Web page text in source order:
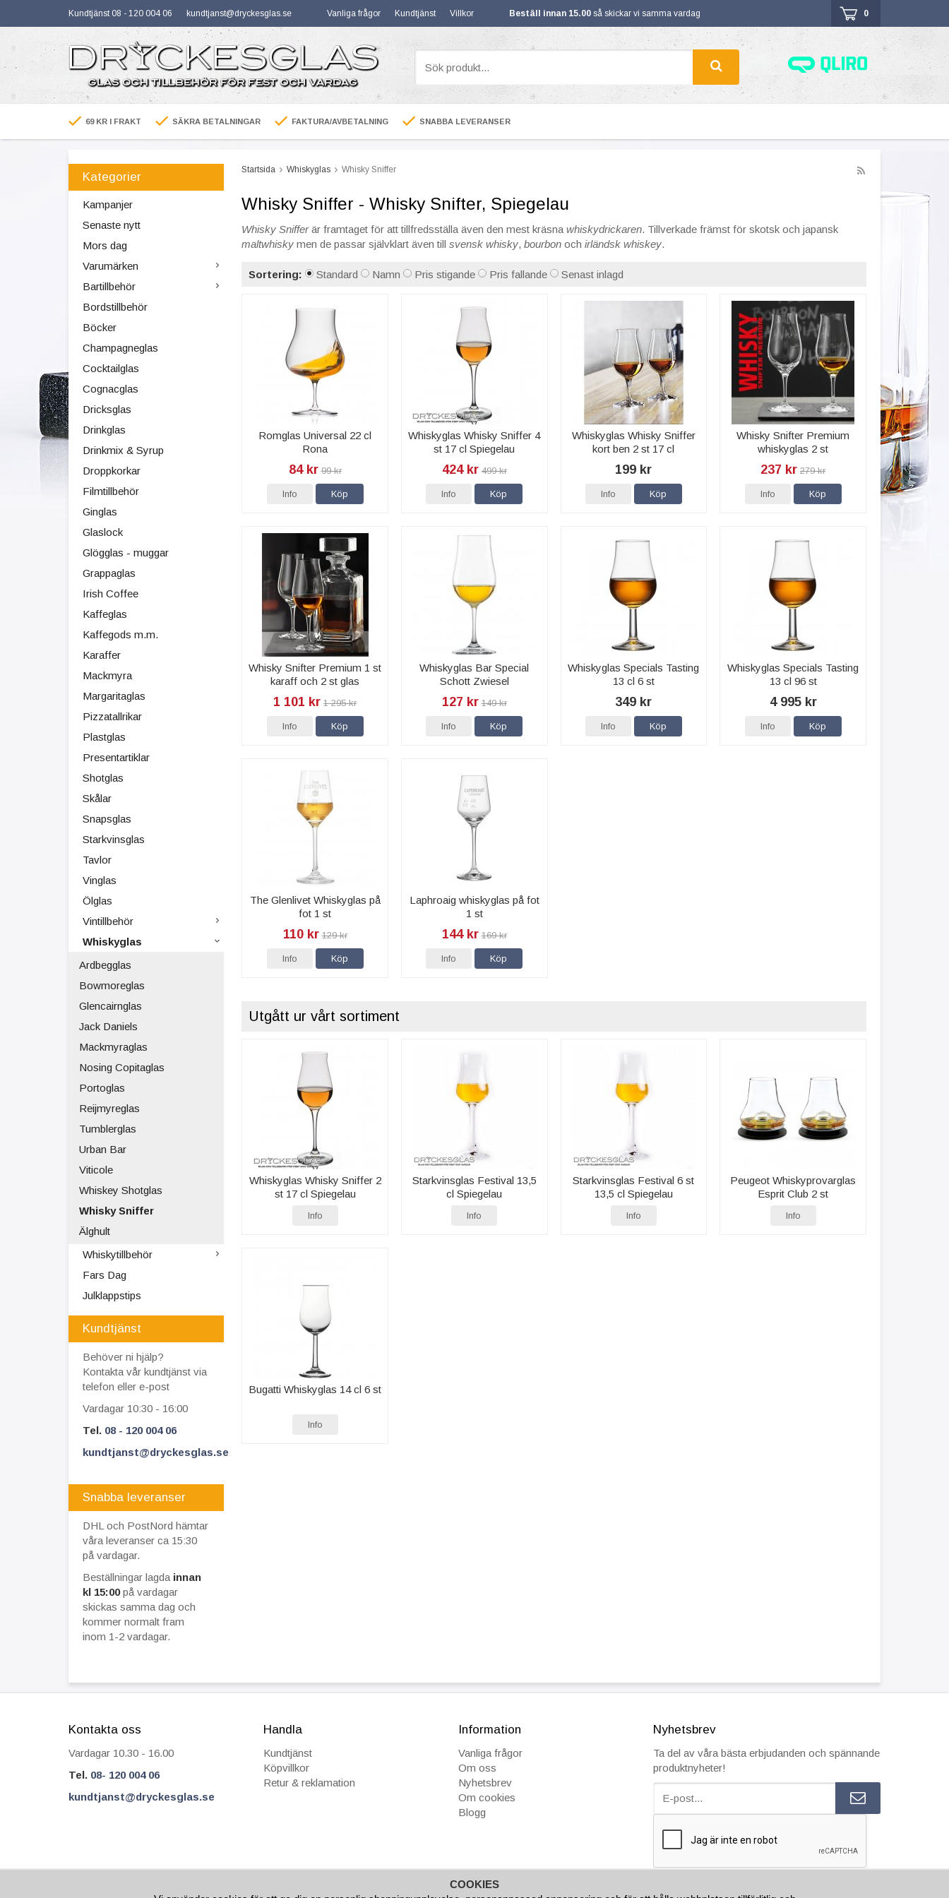
Kundtjänst 08 - 120 004 06 kundtjanst@dryckesglas.se Vanliga frågor Kundtjänst Villkor Beställ innan 15.00 så skickar vi samma vardag 0
69 KR I FRAKT SÄKRA BETALNINGAR FAKTURA/AVBETALNING SNABBA LEVERANSER
Kategorier
Kampanjer
Senaste nytt
Mors dag
Varumärken
Bartillbehör
Bordstillbehör
Böcker
Champagneglas
Cocktailglas
Cognacglas
Dricksglas
Drinkglas
Drinkmix & Syrup
Droppkorkar
Filmtillbehör
Ginglas
Glaslock
Glögglas - muggar
Grappaglas
Irish Coffee
Kaffeglas
Kaffegods m.m.
Karaffer
Mackmyra
Margaritaglas
Pizzatallrikar
Plastglas
Presentartiklar
Shotglas
Skålar
Snapsglas
Starkvinsglas
Tavlor
Vinglas
Ölglas
Vintillbehör
Whiskyglas
Ardbegglas
Bowmoreglas
Glencairnglas
Jack Daniels
Mackmyraglas
Nosing Copitaglas
Portoglas
Reijmyreglas
Tumblerglas
Urban Bar
Viticole
Whiskey Shotglas
Whisky Sniffer
Älghult
Whiskytillbehör
Fars Dag
Julklappstips
Kundtjänst
Behöver ni hjälp?
Kontakta vår kundtjänst via
telefon eller e-post
Vardagar 10:30 - 16:00
Tel. 08 - 120 004 06
kundtjanst@dryckesglas.se
Snabba leveranser
DHL och PostNord hämtar
våra leveranser ca 15:30
på vardagar.
Beställningar lagda innan
kl 15:00på vardagar
skickas samma dag och
kommer normalt fram
inom 1-2 vardagar.
Startsida Whiskyglas Whisky Sniffer
Whisky Sniffer - Whisky Snifter, Spiegelau
Whisky Snifferär framtaget för att tillfredsställa även den mest kräsna whiskydrickaren. Tillverkade främst för skotsk och japansk
maltwhisky men de passar självklart även till svensk whisky, bourbon och irländsk whiskey.
Sortering: Standard Namn Pris stigande Pris fallande Senast inlagd
Romglas Universal 22 cl
Rona
84 kr 99 kr
Info Köp
Whiskyglas Whisky Sniffer 4
st 17 cl Spiegelau
424 kr 499 kr
Info Köp
Whiskyglas Whisky Sniffer
kort ben 2 st 17 cl
199 kr
Info Köp
Whisky Snifter Premium
whiskyglas 2 st
237 kr 279 kr
Info Köp
Whisky Snifter Premium 1 st
karaff och 2 st glas
1 101 kr 1 295 kr
Info Köp
Whiskyglas Bar Special
Schott Zwiesel
127 kr 149 kr
Info Köp
Whiskyglas Specials Tasting
13 cl 6 st
349 kr
Info Köp
Whiskyglas Specials Tasting
13 cl 96 st
4 995 kr
Info Köp
The Glenlivet Whiskyglas på
fot 1 st
110 kr 129 kr
Info Köp
Laphroaig whiskyglas på fot
1 st
144 kr 169 kr
Info Köp
Utgått ur vårt sortiment
Whiskyglas Whisky Sniffer 2
st 17 cl Spiegelau
Info
Starkvinsglas Festival 13,5
cl Spiegelau
Info
Starkvinsglas Festival 6 st
13,5 cl Spiegelau
Info
Peugeot Whiskyprovarglas
Esprit Club 2 st
Info
Bugatti Whiskyglas 14 cl 6 st
Info
Kontakta oss
Vardagar 10.30 - 16.00
Tel. 08- 120 004 06
kundtjanst@dryckesglas.se
Handla
Kundtjänst
Köpvillkor
Retur & reklamation
Information
Vanliga frågor
Om oss
Nyhetsbrev
Om cookies
Blogg
Nyhetsbrev
Ta del av våra bästa erbjudanden och spännande
produktnyheter!
FAKTURA/AVBETALNING SNABBA LEVERANSER
COOKIES